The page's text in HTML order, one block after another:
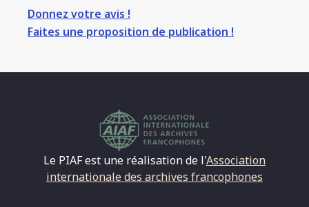
Donnez votre avis !
Faites une proposition de publication !
Le PIAF est une réalisation de l'Association
internationale des archives francophones